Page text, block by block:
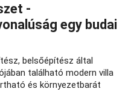
-
egy budai
belsőépítész által
található modern villa
és környezetbarát